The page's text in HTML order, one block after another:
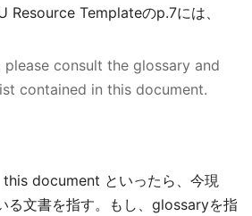
Templateのp.7には、
please consult the glossary and
contained in this document.
this document といったら、今現
る文書を指す。もし、glossaryを指